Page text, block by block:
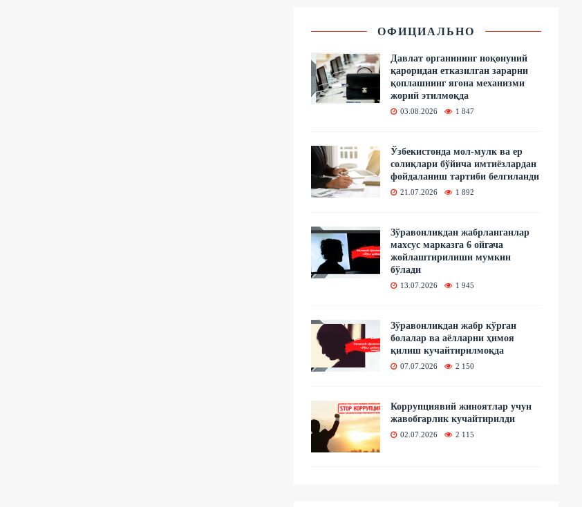
ОФИЦИАЛЬНО
Давлат органининг ноқонуний
қароридан етказилган зарарни
қоплашнинг ягона механизми
жорий этилмоқда
03.08.2026 1 847
Ўзбекистонда мол-мулк ва ер
солиқлари бўйича имтиёзлардан
фойдаланиш тартиби белгиланди
21.07.2026 1 892
Зўравонликдан жабрланганлар
махсус марказга 6 ойгача
жойлаштирилиши мумкин
бўлади
13.07.2026 1 945
Зўравонликдан жабр кўрган
болалар ва аёлларни ҳимоя
қилиш кучайтирилмоқда
07.07.2026 2 150
Коррупциявий жиноятлар учун
жавобгарлик кучайтирилди
02.07.2026 2 115